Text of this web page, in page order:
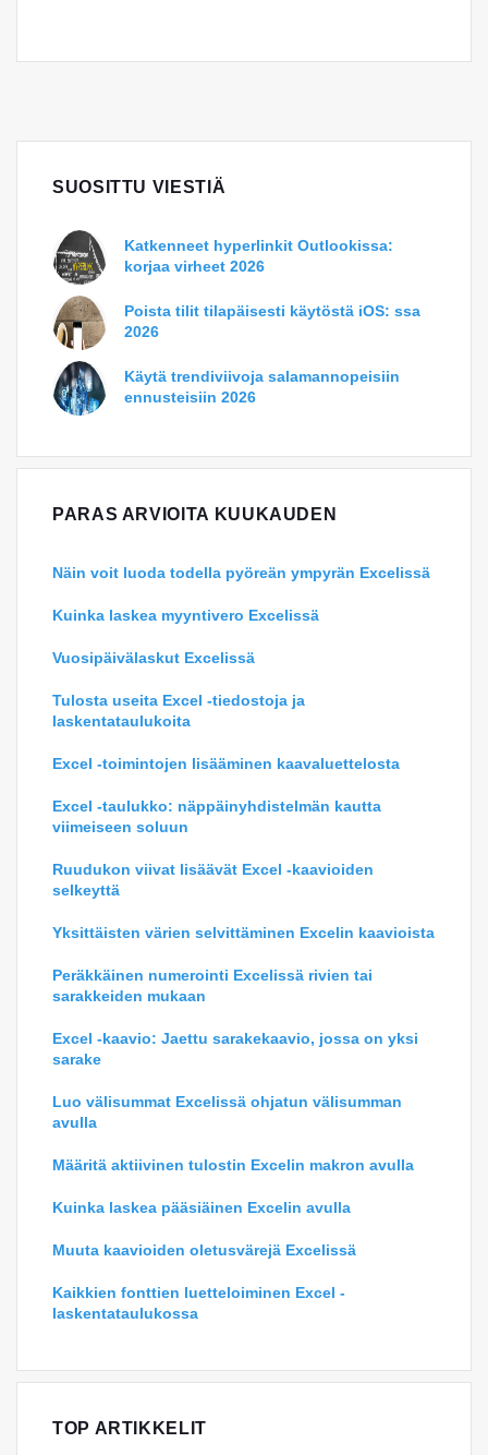
SUOSITTU VIESTIÄ
Katkenneet hyperlinkit Outlookissa:
korjaa virheet 2026
Poista tilit tilapäisesti käytöstä iOS: ssa
2026
Käytä trendiviivoja salamannopeisiin
ennusteisiin 2026
PARAS ARVIOITA KUUKAUDEN
Näin voit luoda todella pyöreän ympyrän Excelissä
Kuinka laskea myyntivero Excelissä
Vuosipäivälaskut Excelissä
Tulosta useita Excel -tiedostoja ja
laskentataulukoita
Excel -toimintojen lisääminen kaavaluettelosta
Excel -taulukko: näppäinyhdistelmän kautta
viimeiseen soluun
Ruudukon viivat lisäävät Excel -kaavioiden
selkeyttä
Yksittäisten värien selvittäminen Excelin kaavioista
Peräkkäinen numerointi Excelissä rivien tai
sarakkeiden mukaan
Excel -kaavio: Jaettu sarakekaavio, jossa on yksi
sarake
Luo välisummat Excelissä ohjatun välisumman
avulla
Määritä aktiivinen tulostin Excelin makron avulla
Kuinka laskea pääsiäinen Excelin avulla
Muuta kaavioiden oletusvärejä Excelissä
Kaikkien fonttien luetteloiminen Excel -
laskentataulukossa
TOP ARTIKKELIT